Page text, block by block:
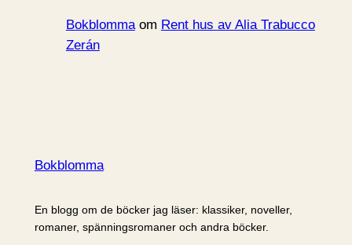
Bokblommaom Rent hus av Alia Trabucco
Zerán
Bokblomma
En blogg om de böcker jag läser: klassiker, noveller,
romaner, spänningsromaner och andra böcker.